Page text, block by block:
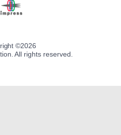
©2026
All rights reserved.